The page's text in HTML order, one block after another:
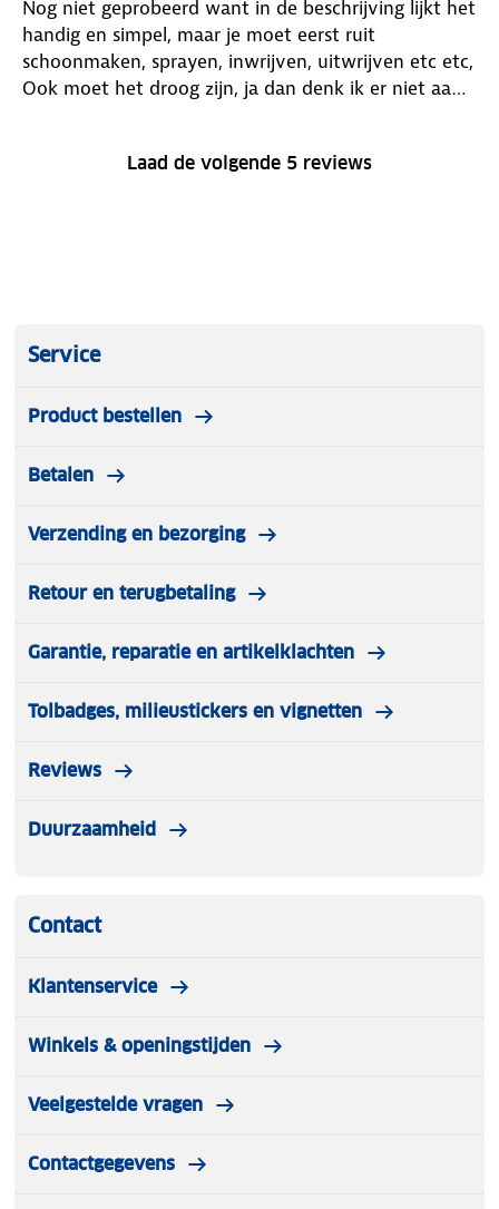
Nog niet geprobeerd want in de beschrijving lijkt het
handig en simpel, maar je moet eerst ruit
schoonmaken, sprayen, inwrijven, uitwrijven etc etc,
Ook moet het droog zijn, ja dan denk ik er niet aan,
Laad de volgende 5 reviews
Service
Product bestellen
Betalen
Verzending en bezorging
Retour en terugbetaling
Garantie, reparatie en artikelklachten
Tolbadges, milieustickers en vignetten
Reviews
Duurzaamheid
Contact
Klantenservice
Winkels & openingstijden
Veelgestelde vragen
Contactgegevens